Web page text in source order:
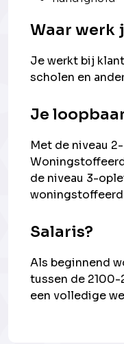
Waar werk
Je werkt bij
scholen en
Je
Met de niveau
de niveau 3-
Salaris?
Als beginnend
tussen de
een volledige